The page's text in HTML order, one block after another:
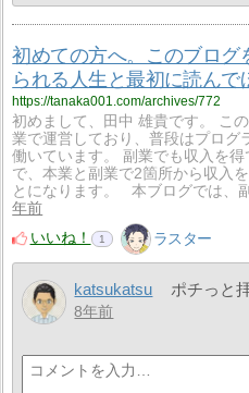
初めての方へ。このブログ
られる人生と最初に読んで
https://tanaka001.com/archives/772
初めまして、田中 雄貴です。 こ
業で運営しており、普段はプログ
働いています。 副業でも収入を得
で、本業と副業で2箇所から収入
とになります。 本ブログでは、
年前
いいね！
1 ラスター
katsukatsu ポチっと
8年前